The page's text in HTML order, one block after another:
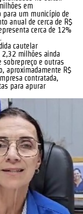
em
um município de
anual de cerca de R$
cerca de 12%
cautelar
2,32 milhões ainda
sobrepreço e outras
aproximadamente R$
contratada,
para apurar